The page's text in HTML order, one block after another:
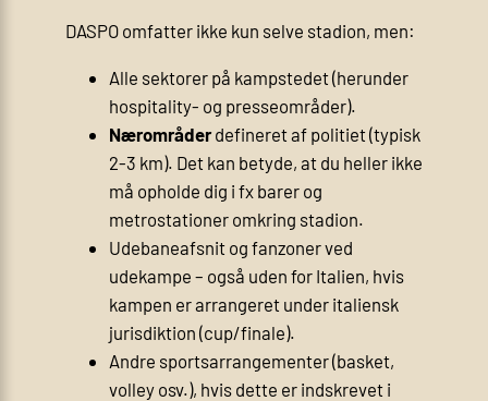
DASPO omfatter ikke kun selve stadion, men:
Alle sektorer på kampstedet (herunder
hospitality- og presseområder).
Nærområderdefineret af politiet (typisk
2-3 km). Det kan betyde, at du heller ikke
må opholde dig i fx barer og
metrostationer omkring stadion.
Udebaneafsnit og fanzoner ved
udekampe – også uden for Italien, hvis
kampen er arrangeret under italiensk
jurisdiktion (cup/finale).
Andre sportsarrangementer (basket,
volley osv.), hvis dette er indskrevet i